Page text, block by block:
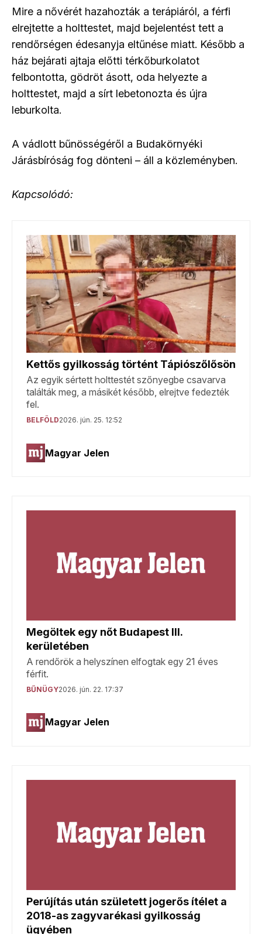
Mire a nővérét hazahozták a terápiáról, a férfi
elrejtette a holttestet, majd bejelentést tett a
rendőrségen édesanyja eltűnése miatt. Később a
ház bejárati ajtaja előtti térkőburkolatot
felbontotta, gödröt ásott, oda helyezte a
holttestet, majd a sírt lebetonozta és újra
leburkolta.
A vádlott bűnösségéről a Budakörnyéki
Járásbíróság fog dönteni – áll a közleményben.
Kapcsolódó: